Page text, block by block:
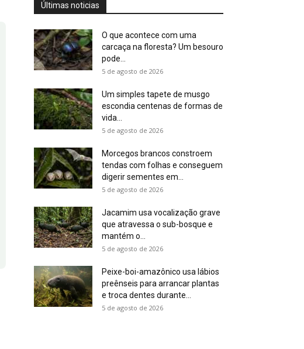
Últimas noticias
O que acontece com uma
carcaça na floresta? Um besouro
pode...
5 de agosto de 2026
Um simples tapete de musgo
escondia centenas de formas de
vida...
5 de agosto de 2026
Morcegos brancos constroem
tendas com folhas e conseguem
digerir sementes em...
5 de agosto de 2026
Jacamim usa vocalização grave
que atravessa o sub-bosque e
mantém o...
5 de agosto de 2026
Peixe-boi-amazônico usa lábios
preênseis para arrancar plantas
e troca dentes durante...
5 de agosto de 2026